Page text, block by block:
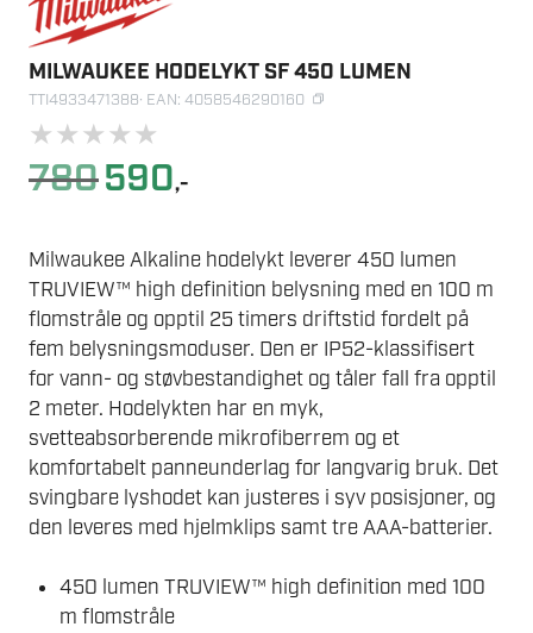
MILWAUKEE HODELYKT SF 450 LUMEN
TTI4933471388· EAN: 4058546290160
★★★★★
780 Opprinnelig
pris
780.
590pris
590.
,-
Milwaukee Alkaline hodelykt leverer 450 lumen
TRUVIEW™ high definition belysning med en 100 m
flomstråle og opptil 25 timers driftstid fordelt på
fem belysningsmoduser. Den er IP52-klassifisert
for vann- og støvbestandighet og tåler fall fra opptil
2 meter. Hodelykten har en myk,
svetteabsorberende mikrofiberrem og et
komfortabelt panneunderlag for langvarig bruk. Det
svingbare lyshodet kan justeres i syv posisjoner, og
den leveres med hjelmklips samt tre AAA-batterier.
450 lumen TRUVIEW™ high definition med 100
m flomstråle